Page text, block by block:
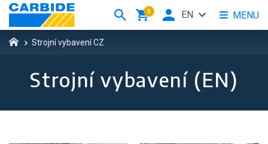
Strojní vybavení CZ
Strojní vybavení (EN)
0 MENU
EN